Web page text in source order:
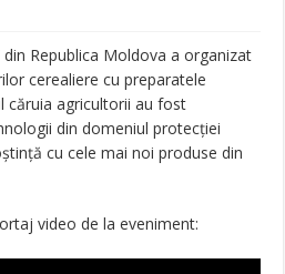
Republica Moldova a organizat
cerealiere cu preparatele
căruia agricultorii au fost
din domeniul protecţiei
cu cele mai noi produse din
video de la eveniment: